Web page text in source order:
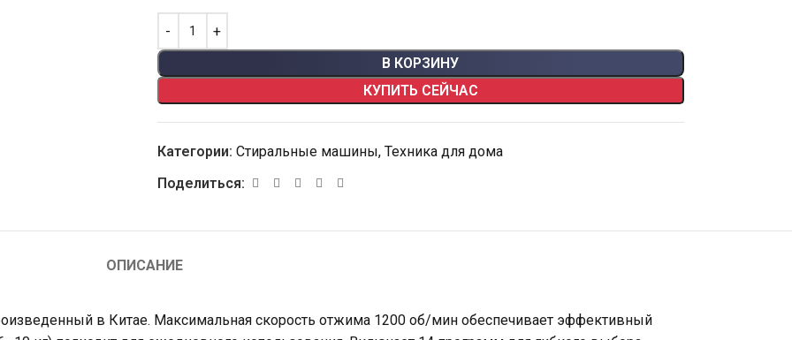
В КОРЗИНУ
КУПИТЬ СЕЙЧАС
Категории: Стиральные машины, Техника для дома
Поделиться:
ОПИСАНИЕ
в Китае. Максимальная скорость отжима 1200 об/мин обеспечивает эффективный